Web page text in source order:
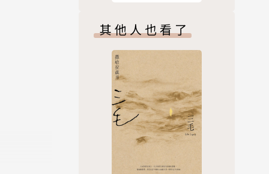
富名氣
）學
名的英
其他人也看了